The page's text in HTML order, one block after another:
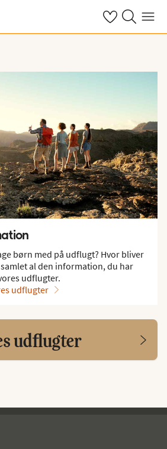
Se dine gemte
Søg påMenu
børn med på udflugt? Hvor bliver
al den information, du har
udflugter.
udflugter
udflugter